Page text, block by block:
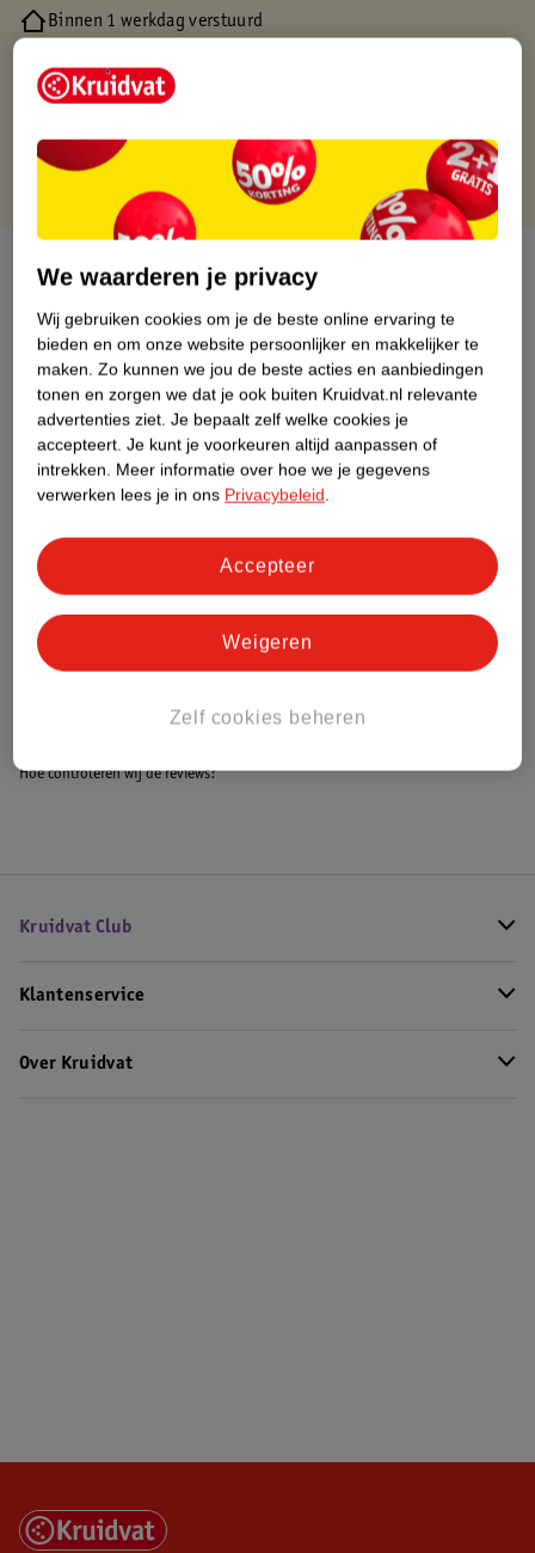
Binnen 1 werkdag verstuurd
Gratis retourneren via verkooppartner.
Gratis punten met je Kruidvat kaart
Over dit product
Productinformatie
Nature Impact Score
Dit product heeft (nog) geen Nature
Impact Score.
Meer informatie
Bestel & Bezorginformatie
Bekijk ook
Alle Wiegdekens
Hoe controleren wij de reviews?
Kruidvat Club
Klantenservice
Over Kruidvat
We waarderen je privacy
Wij gebruiken cookies om je de beste online ervaring te
bieden en om onze website persoonlijker en makkelijker te
maken. Zo kunnen we jou de beste acties en aanbiedingen
tonen en zorgen we dat je ook buiten Kruidvat.nl relevante
advertenties ziet. Je bepaalt zelf welke cookies je
accepteert. Je kunt je voorkeuren altijd aanpassen of
intrekken. Meer informatie over hoe we je gegevens
verwerken lees je in ons Privacybeleid.
Zelf cookies beheren
Weigeren
Accepteer